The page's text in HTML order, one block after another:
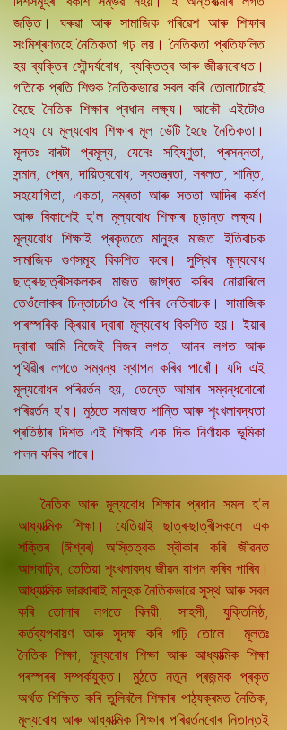
জড়িত। ঘৰুৱা আৰু সামাজিক পৰিৱেশ আৰু শিক্ষাৰ
সংমিশ্ৰণতহে নৈতিকতা গঢ় লয়। নৈতিকতা প্ৰতিফলিত
হয় ব্যক্তিৰ সৌন্দৰ্যবোধ, ব্যক্তিত্ব আৰু জীৱনবোধত।
গতিকে প্ৰতি শিশুক নৈতিকভাৱে সবল কৰি তোলাটোৱেই
হৈছে নৈতিক শিক্ষাৰ প্ৰধান লক্ষ্য। আকৌ এইটোও
সত্য যে মূল্যবোধ শিক্ষাৰ মূল ভেঁটি হৈছে নৈতিকতা।
মূলতঃ বাৰটা প্ৰমূল্য, যেনেঃ সহিষ্ণুতা, প্ৰসন্নতা,
সন্মান, প্ৰেম, দায়িত্ববোধ, স্বতন্ত্ৰতা, সৰলতা, শান্তি,
সহযোগিতা, একতা, নম্ৰতা আৰু সততা আদিৰ কৰ্ষণ
আৰু বিকাশেই হ'ল মূল্যবোধ শিক্ষাৰ চূড়ান্ত লক্ষ্য।
মূল্যবোধ শিক্ষাই প্ৰকৃততে মানুহৰ মাজত ইতিবাচক
সামাজিক গুণসমূহ বিকশিত কৰে। সুস্থিৰ মূল্যবোধ
ছাত্ৰ-ছাত্ৰীসকলকৰ মাজত জাগ্ৰত কৰিব নোৱাৰিলে
তেওঁলোকৰ চিন্তাচৰ্চাও হৈ পৰিব নেতিবাচক। সামাজিক
পাৰস্পৰিক ক্ৰিয়াৰ দ্বাৰা মূল্যবোধ বিকশিত হয়। ইয়াৰ
দ্বাৰা আমি নিজেই নিজৰ লগত, আনৰ লগত আৰু
পৃথিৱীৰ লগতে সম্বন্ধ স্থাপন কৰিব পাৰোঁ। যদি এই
মূল্যবোধৰ পৰিৱৰ্তন হয়, তেন্তে আমাৰ সম্বন্ধবোৰো
পৰিৱৰ্তন হ'ব। মুঠতে সমাজত শান্তি আৰু শৃংখলাবদ্ধতা
প্ৰতিষ্ঠাৰ দিশত এই শিক্ষাই এক দিক নিৰ্ণায়ক ভূমিকা
পালন কৰিব পাৰে।
নৈতিক আৰু মূল্যবোধ শিক্ষাৰ প্ৰধান সমল হ'ল
আধ্যাত্মিক শিক্ষা। যেতিয়াই ছাত্ৰ-ছাত্ৰীসকলে এক
শক্তিৰ (ঈশ্বৰ) অস্তিত্বক স্বীকাৰ কৰি জীৱনত
আগবাঢ়িব, তেতিয়া শৃংখলাবদ্ধ জীৱন যাপন কৰিব পাৰিব।
আধ্যাত্মিক ভাৱধাৰাই মানুহক নৈতিকভাৱে সুস্থ আৰু সবল
কৰি তোলাৰ লগতে বিনয়ী, সাহসী, যুক্তিনিষ্ঠ,
কৰ্তব্যপৰায়ণ আৰু সুদক্ষ কৰি গঢ়ি তোলে। মূলতঃ
নৈতিক শিক্ষা, মূল্যবোধ শিক্ষা আৰু আধ্যাত্মিক শিক্ষা
পৰস্পৰৰ সম্পৰ্কযুক্ত। মুঠতে নতুন প্ৰজন্মক প্ৰকৃত
অৰ্থত শিক্ষিত কৰি তুলিবলৈ শিক্ষাৰ পাঠ্যক্ৰমত নৈতিক,
মূল্যবোধ আৰু আধ্যাত্মিক শিক্ষাৰ পৰিৱৰ্তনবোৰ নিতান্তই